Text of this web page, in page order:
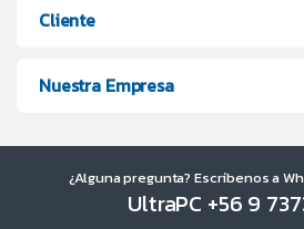
Cliente
Nuestra Empresa
¿Alguna pregunta? Escríbenos a
UltraPC +56 9